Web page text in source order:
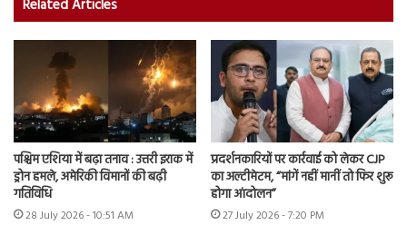
Related Articles
पश्चिम एशिया में बढ़ा तनाव : उत्तरी इराक में
ड्रोन हमले, अमेरिकी विमानों की बढ़ी
गतिविधि
28 July 2026 - 10:51 AM
प्रदर्शनकारियों पर कार्रवाई को लेकर CJP
का अल्टीमेटम, “मांगें नहीं मानीं तो फिर शुरू
होगा आंदोलन”
27 July 2026 - 7:20 PM